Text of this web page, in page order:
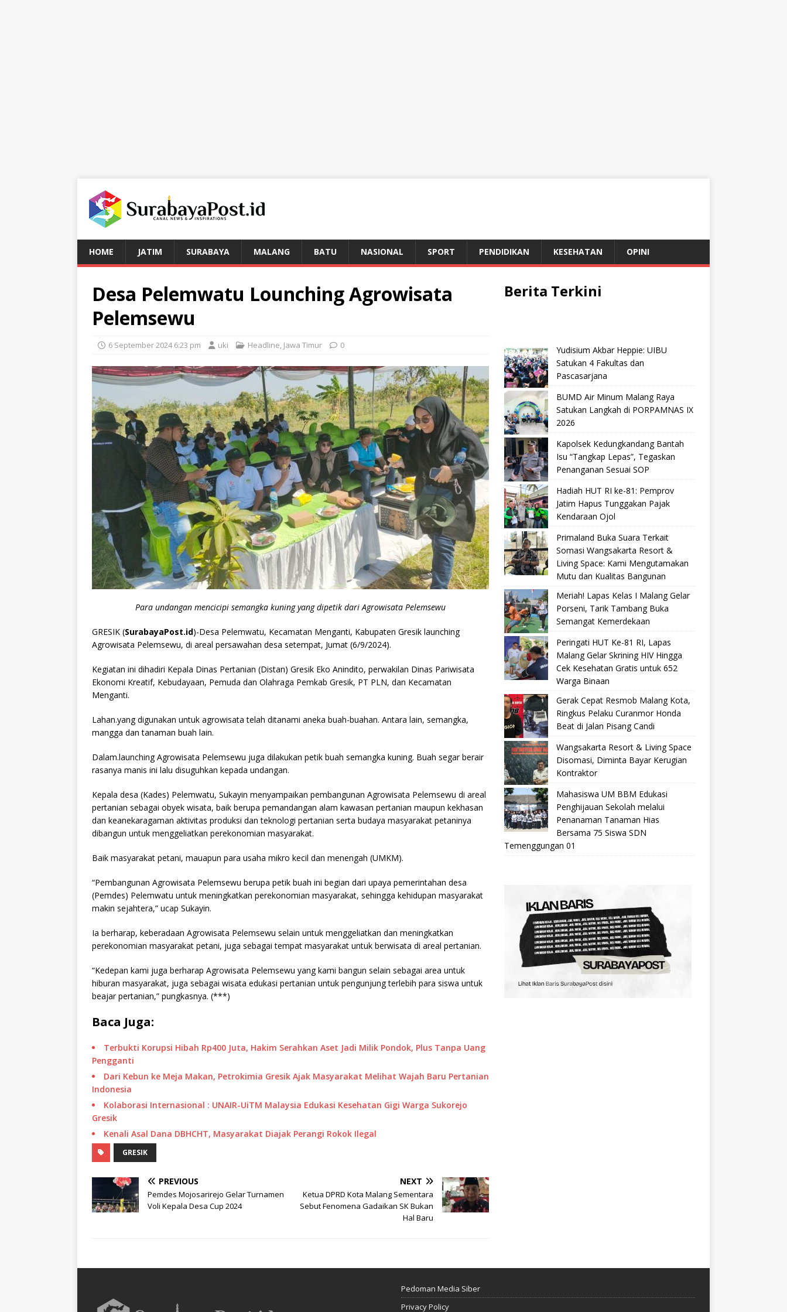
HOME JATIM SURABAYA MALANG BATU NASIONAL SPORT PENDIDIKAN KESEHATAN OPINI
Desa Pelemwatu Lounching Agrowisata
Pelemsewu
6 September 2024 6:23 pm uki Headline, Jawa Timur 0
Para undangan mencicipi semangka kuning yang dipetik dari Agrowisata Pelemsewu
GRESIK (SurabayaPost.id)-Desa Pelemwatu, Kecamatan Menganti, Kabupaten Gresik launching
Agrowisata Pelemsewu, di areal persawahan desa setempat, Jumat (6/9/2024).
Kegiatan ini dihadiri Kepala Dinas Pertanian (Distan) Gresik Eko Anindito, perwakilan Dinas Pariwisata
Ekonomi Kreatif, Kebudayaan, Pemuda dan Olahraga Pemkab Gresik, PT PLN, dan Kecamatan
Menganti.
Lahan.yang digunakan untuk agrowisata telah ditanami aneka buah-buahan. Antara lain, semangka,
mangga dan tanaman buah lain.
Dalam.launching Agrowisata Pelemsewu juga dilakukan petik buah semangka kuning. Buah segar berair
rasanya manis ini lalu disuguhkan kepada undangan.
Kepala desa (Kades) Pelemwatu, Sukayin menyampaikan pembangunan Agrowisata Pelemsewu di areal
pertanian sebagai obyek wisata, baik berupa pemandangan alam kawasan pertanian maupun kekhasan
dan keanekaragaman aktivitas produksi dan teknologi pertanian serta budaya masyarakat petaninya
dibangun untuk menggeliatkan perekonomian masyarakat.
Baik masyarakat petani, mauapun para usaha mikro kecil dan menengah (UMKM).
“Pembangunan Agrowisata Pelemsewu berupa petik buah ini begian dari upaya pemerintahan desa
(Pemdes) Pelemwatu untuk meningkatkan perekonomian masyarakat, sehingga kehidupan masyarakat
makin sejahtera,” ucap Sukayin.
Ia berharap, keberadaan Agrowisata Pelemsewu selain untuk menggeliatkan dan meningkatkan
perekonomian masyarakat petani, juga sebagai tempat masyarakat untuk berwisata di areal pertanian.
“Kedepan kami juga berharap Agrowisata Pelemsewu yang kami bangun selain sebagai area untuk
hiburan masyarakat, juga sebagai wisata edukasi pertanian untuk pengunjung terlebih para siswa untuk
beajar pertanian,” pungkasnya. (***)
Baca Juga:
Terbukti Korupsi Hibah Rp400 Juta, Hakim Serahkan Aset Jadi Milik Pondok, Plus Tanpa Uang
Pengganti
Dari Kebun ke Meja Makan, Petrokimia Gresik Ajak Masyarakat Melihat Wajah Baru Pertanian
Indonesia
Kolaborasi Internasional : UNAIR-UiTM Malaysia Edukasi Kesehatan Gigi Warga Sukorejo
Gresik
Kenali Asal Dana DBHCHT, Masyarakat Diajak Perangi Rokok Ilegal
GRESIK
PREVIOUS
Pemdes Mojosarirejo Gelar Turnamen
Voli Kepala Desa Cup 2024
NEXT
Ketua DPRD Kota Malang Sementara
Sebut Fenomena Gadaikan SK Bukan
Hal Baru
Berita Terkini
Yudisium Akbar Heppie: UIBU
Satukan 4 Fakultas dan
Pascasarjana
BUMD Air Minum Malang Raya
Satukan Langkah di PORPAMNAS IX
2026
Kapolsek Kedungkandang Bantah
Isu “Tangkap Lepas”, Tegaskan
Penanganan Sesuai SOP
Hadiah HUT RI ke-81: Pemprov
Jatim Hapus Tunggakan Pajak
Kendaraan Ojol
Primaland Buka Suara Terkait
Somasi Wangsakarta Resort &
Living Space: Kami Mengutamakan
Mutu dan Kualitas Bangunan
Meriah! Lapas Kelas I Malang Gelar
Porseni, Tarik Tambang Buka
Semangat Kemerdekaan
Peringati HUT Ke-81 RI, Lapas
Malang Gelar Skrining HIV Hingga
Cek Kesehatan Gratis untuk 652
Warga Binaan
Gerak Cepat Resmob Malang Kota,
Ringkus Pelaku Curanmor Honda
Beat di Jalan Pisang Candi
Wangsakarta Resort & Living Space
Disomasi, Diminta Bayar Kerugian
Kontraktor
Mahasiswa UM BBM Edukasi
Penghijauan Sekolah melalui
Penanaman Tanaman Hias
Bersama 75 Siswa SDN
Temenggungan 01
Pedoman Media Siber
Privacy Policy